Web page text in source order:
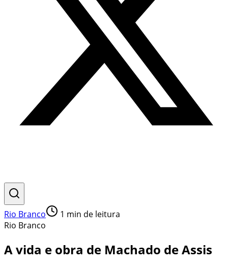
Rio Branco 1 min de leitura
Rio Branco
A vida e obra de Machado de Assis